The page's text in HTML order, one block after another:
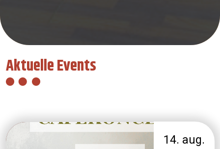
Aktuelle Events
14. aug.